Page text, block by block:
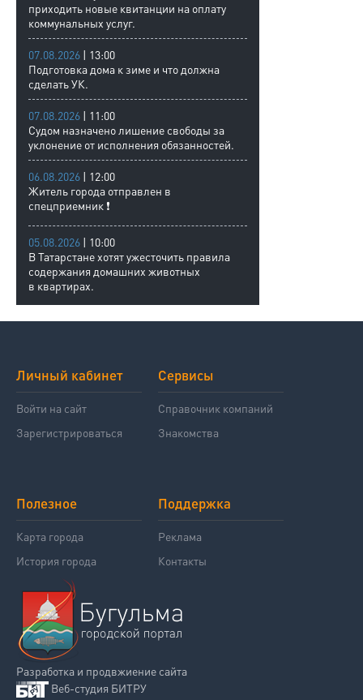
приходить новые квитанции на оплату
коммунальных услуг.
07.08.2026 | 13:00
Подготовка дома к зиме и что должна
сделать УК.
07.08.2026 | 11:00
Судом назначено лишение свободы за
уклонение от исполнения обязанностей.
06.08.2026 | 12:00
Житель города отправлен в
спецприемник ❗
05.08.2026 | 10:00
В Татарстане хотят ужесточить правила
содержания домашних животных
в квартирах.
Личный кабинет
Войти на сайт
Зарегистрироваться
Сервисы
Справочник компаний
Знакомства
Полезное
Карта города
История города
Поддержка
Реклама
Контакты
Разработка и продвжиение сайта
Веб-студия БИТРУ